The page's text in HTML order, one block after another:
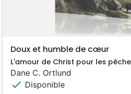
Doux et humble de cœur
L'amour de Christ pour les
Dane C. Ortlund
check Disponible